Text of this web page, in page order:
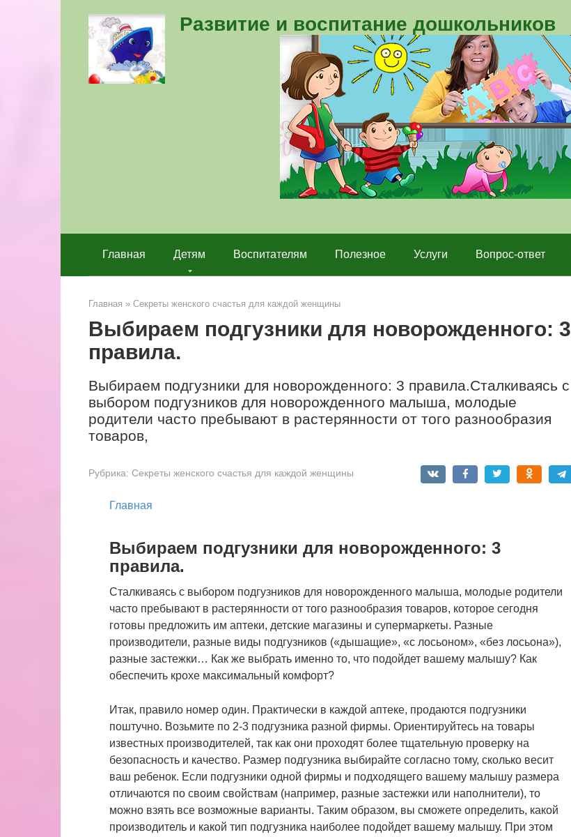
Развитие и воспитание дошкольников
Главная Детям Воспитателям Полезное Услуги Вопрос-ответ
Главная » Секреты женского счастья для каждой женщины
Выбираем подгузники для новорожденного: 3
правила.
Выбираем подгузники для новорожденного: 3 правила.Сталкиваясь с
выбором подгузников для новорожденного малыша, молодые
родители часто пребывают в растерянности от того разнообразия
товаров,
Рубрика: Секреты женского счастья для каждой женщины
Главная
Выбираем подгузники для новорожденного: 3
правила.
Сталкиваясь с выбором подгузников для новорожденного малыша, молодые родители
часто пребывают в растерянности от того разнообразия товаров, которое сегодня
готовы предложить им аптеки, детские магазины и супермаркеты. Разные
производители, разные виды подгузников («дышащие», «с лосьоном», «без лосьона»),
разные застежки… Как же выбрать именно то, что подойдет вашему малышу? Как
обеспечить крохе максимальный комфорт?
Итак, правило номер один. Практически в каждой аптеке, продаются подгузники
поштучно. Возьмите по 2-3 подгузника разной фирмы. Ориентируйтесь на товары
известных производителей, так как они проходят более тщательную проверку на
безопасность и качество. Размер подгузника выбирайте согласно тому, сколько весит
ваш ребенок. Если подгузники одной фирмы и подходящего вашему малышу размера
отличаются по своим свойствам (например, разные застежки или наполнители), то
можно взять все возможные варианты. Таким образом, вы сможете определить, какой
производитель и какой тип подгузника наиболее подойдет вашему малышу. При этом